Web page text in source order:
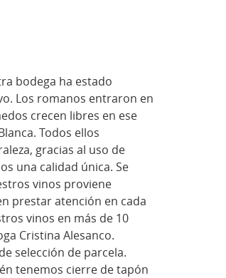
bodega ha estado
Los romanos entraron en
crecen libres en ese
Todos ellos
gracias al uso de
una calidad única. Se
vinos proviene
prestar atención en cada
vinos en más de 10
Cristina Alesanco.
selección de parcela.
tenemos cierre de tapón